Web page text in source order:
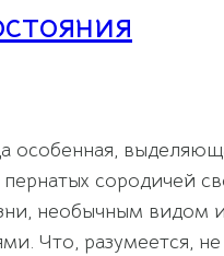
особенная,
пернатых сородичей
необычным видом и
Что, разумеется,